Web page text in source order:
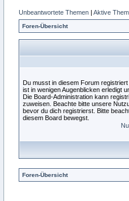
Unbeantwortete Themen | Aktive
Foren-Übersicht
Du musst in diesem Forum
ist in wenigen Augenblicken erledigt
Die Board-Administration kann
zuweisen. Beachte bitte unsere
bevor du dich registrierst. Bitte
diesem Board bewegst.
Foren-Übersicht